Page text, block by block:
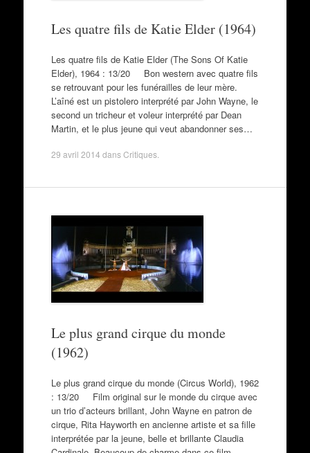
Les quatre fils de Katie Elder (1964)
Les quatre fils de Katie Elder (The Sons Of Katie
Elder), 1964 : 13/20 Bon western avec quatre fils
se retrouvant pour les funérailles de leur mère.
L’aîné est un pistolero interprété par John Wayne, le
second un tricheur et voleur interprété par Dean
Martin, et le plus jeune qui veut abandonner ses…
29 avril 2014 dansCritiques.
Le plus grand cirque du monde
(1962)
Le plus grand cirque du monde (Circus World), 1962
: 13/20 Film original sur le monde du cirque avec
un trio d’acteurs brillant, John Wayne en patron de
cirque, Rita Hayworth en ancienne artiste et sa fille
interprétée par la jeune, belle et brillante Claudia